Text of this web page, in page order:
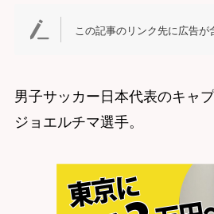
この記事のリンク先に広告が
男子サッカー日本代表のキャ
ジョエルチマ選手。